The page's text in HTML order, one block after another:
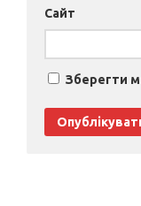
Сайт
Зберегти